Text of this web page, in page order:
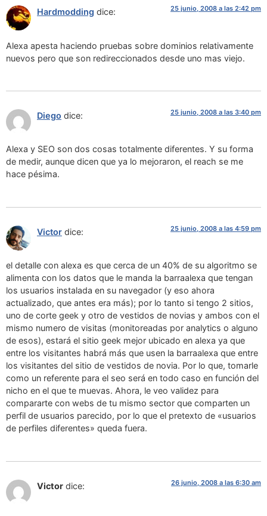
Hardmodding dice: 25 junio, 2008 a las 2:42 pm
Alexa apesta haciendo pruebas sobre dominios relativamente
nuevos pero que son redireccionados desde uno mas viejo.
Diego dice: 25 junio, 2008 a las 3:40 pm
Alexa y SEO son dos cosas totalmente diferentes. Y su forma
de medir, aunque dicen que ya lo mejoraron, el reach se me
hace pésima.
Victor dice: 25 junio, 2008 a las 4:59 pm
el detalle con alexa es que cerca de un 40% de su algoritmo se
alimenta con los datos que le manda la barraalexa que tengan
los usuarios instalada en su navegador (y eso ahora
actualizado, que antes era más); por lo tanto si tengo 2 sitios,
uno de corte geek y otro de vestidos de novias y ambos con el
mismo numero de visitas (monitoreadas por analytics o alguno
de esos), estará el sitio geek mejor ubicado en alexa ya que
entre los visitantes habrá más que usen la barraalexa que entre
los visitantes del sitio de vestidos de novia. Por lo que, tomarle
como un referente para el seo será en todo caso en función del
nicho en el que te muevas. Ahora, le veo validez para
compararte con webs de tu mismo sector que comparten un
perfil de usuarios parecido, por lo que el pretexto de «usuarios
de perfiles diferentes» queda fuera.
Victor dice: 26 junio, 2008 a las 6:30 am